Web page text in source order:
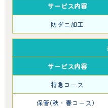
サービス内容
防ダニ加工
サービス内容
特急コース
保管(秋・春コース）